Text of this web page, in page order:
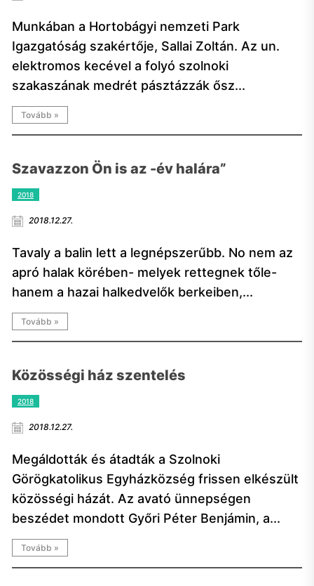
Munkában a Hortobágyi nemzeti Park
Igazgatóság szakértője, Sallai Zoltán. Az un.
elektromos kecével a folyó szolnoki
szakaszának medrét pásztázzák ősz...
Tovább »
Szavazzon Ön is az -év halára”
2018
2018.12.27.
Tavaly a balin lett a legnépszerűbb. No nem az
apró halak körében- melyek rettegnek tőle-
hanem a hazai halkedvelők berkeiben,...
Tovább »
Közösségi ház szentelés
2018
2018.12.27.
Megáldották és átadták a Szolnoki
Görögkatolikus Egyházközség frissen elkészült
közösségi házát. Az avató ünnepségen
beszédet mondott Győri Péter Benjámin, a...
Tovább »